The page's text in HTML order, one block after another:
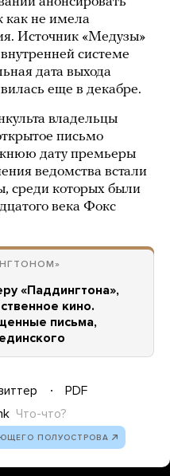
как не имела
Источник «Медузы»
системе
дата выхода
еще в декабре.
владельцы
письмо
дату премьеры
ведомства встали
среди которых были
века Фокс
«Паддингтона»,
кино.
письма,
PDF
Что-что?
ПОЛУОСТРОВА